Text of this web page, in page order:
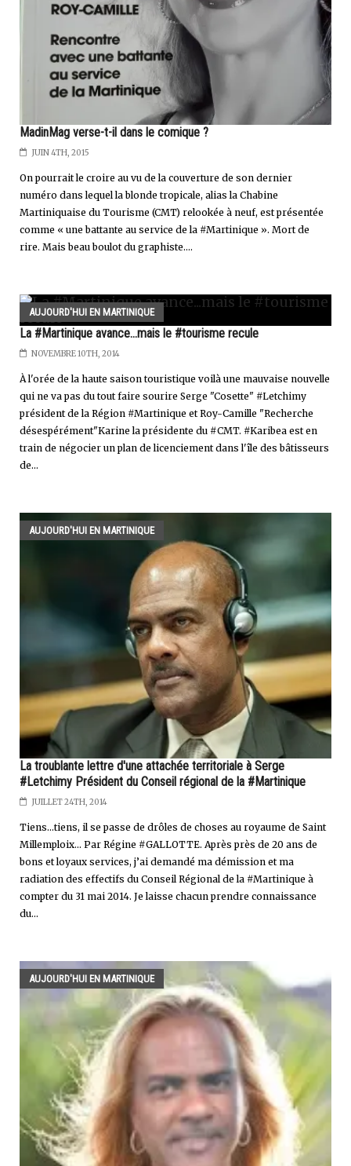
MadinMag verse-t-il dans le comique ?
JUIN 4TH, 2015
On pourrait le croire au vu de la couverture de son dernier
numéro dans lequel la blonde tropicale, alias la Chabine
Martiniquaise du Tourisme (CMT) relookée à neuf, est présentée
comme « une battante au service de la #Martinique ». Mort de
rire. Mais beau boulot du graphiste....
AUJOURD'HUI EN MARTINIQUE
La #Martinique avance...mais le #tourisme recule
NOVEMBRE 10TH, 2014
À l'orée de la haute saison touristique voilà une mauvaise nouvelle
qui ne va pas du tout faire sourire Serge "Cosette" #Letchimy
président de la Région #Martinique et Roy-Camille "Recherche
désespérément"Karine la présidente du #CMT. #Karibea est en
train de négocier un plan de licenciement dans l'île des bâtisseurs
de...
AUJOURD'HUI EN MARTINIQUE
La troublante lettre d'une attachée territoriale à Serge
#Letchimy Président du Conseil régional de la #Martinique
JUILLET 24TH, 2014
Tiens...tiens, il se passe de drôles de choses au royaume de Saint
Millemploix... Par Régine #GALLOTTE. Après près de 20 ans de
bons et loyaux services, j’ai demandé ma démission et ma
radiation des effectifs du Conseil Régional de la #Martinique à
compter du 31 mai 2014. Je laisse chacun prendre connaissance
du...
AUJOURD'HUI EN MARTINIQUE